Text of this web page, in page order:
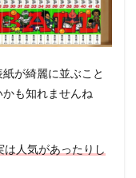
が綺麗に並ぶこと
も知れませんね
は人気があったりし